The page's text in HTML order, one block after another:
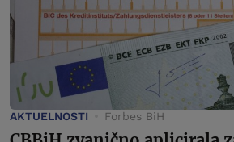
AKTUELNOSTI Forbes BiH